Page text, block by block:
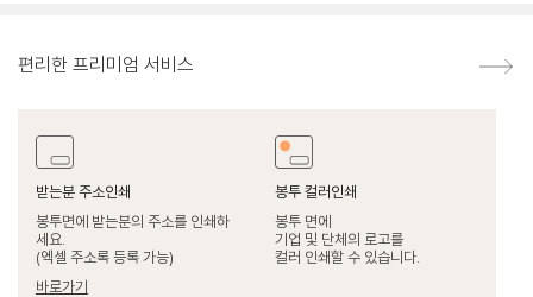
편리한 프리미엄 서비스
받는분 주소인쇄
봉투면에 받는분의 주소를 인쇄하
세요.
(엑셀 주소록 등록 가능)
바로가기
봉투 컬러인쇄
봉투 면에
기업 및 단체의 로고를
컬러 인쇄할 수 있습니다.